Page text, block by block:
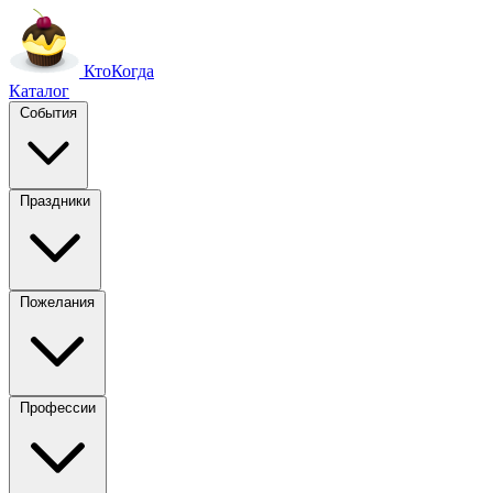
КтоКогда
Каталог
События
Праздники
Пожелания
Профессии